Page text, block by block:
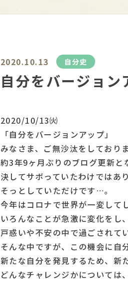
2020.10.13 自分史
自分をバージョン
2020/10/13㈫
「自分をバージョンアップ」
みなさま、ご無沙汰をしておりま
約3年9ヶ月ぶりのブログ更新と
決してサボっていたわけではあ
そっとしていただけです…。
今年はコロナで世界が一変して
いろんなことが急激に変化をし
戸惑いや不安の中で過ごされて
そんな中ですが、この機会に自
新たな自分を発見するため、
どんなチャレンジかについては